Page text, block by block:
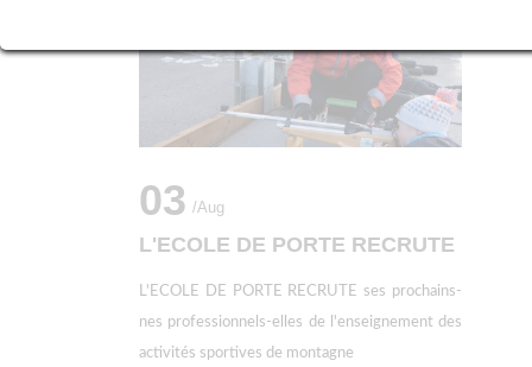
03 /aug
L'ECOLE DE PORTE RECRUTE
L'ECOLE DE PORTE RECRUTE ses prochains-
nes professionnels-elles de l'enseignement des
activités sportives de montagne